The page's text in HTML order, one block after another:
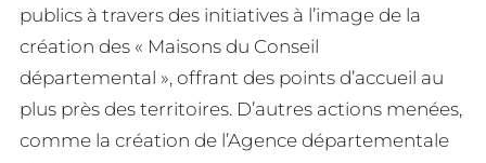
publics à travers des initiatives à l’image de la
création des « Maisons du Conseil
départemental », offrant des points d’accueil au
plus près des territoires. D’autres actions menées,
comme la création de l’Agence départementale